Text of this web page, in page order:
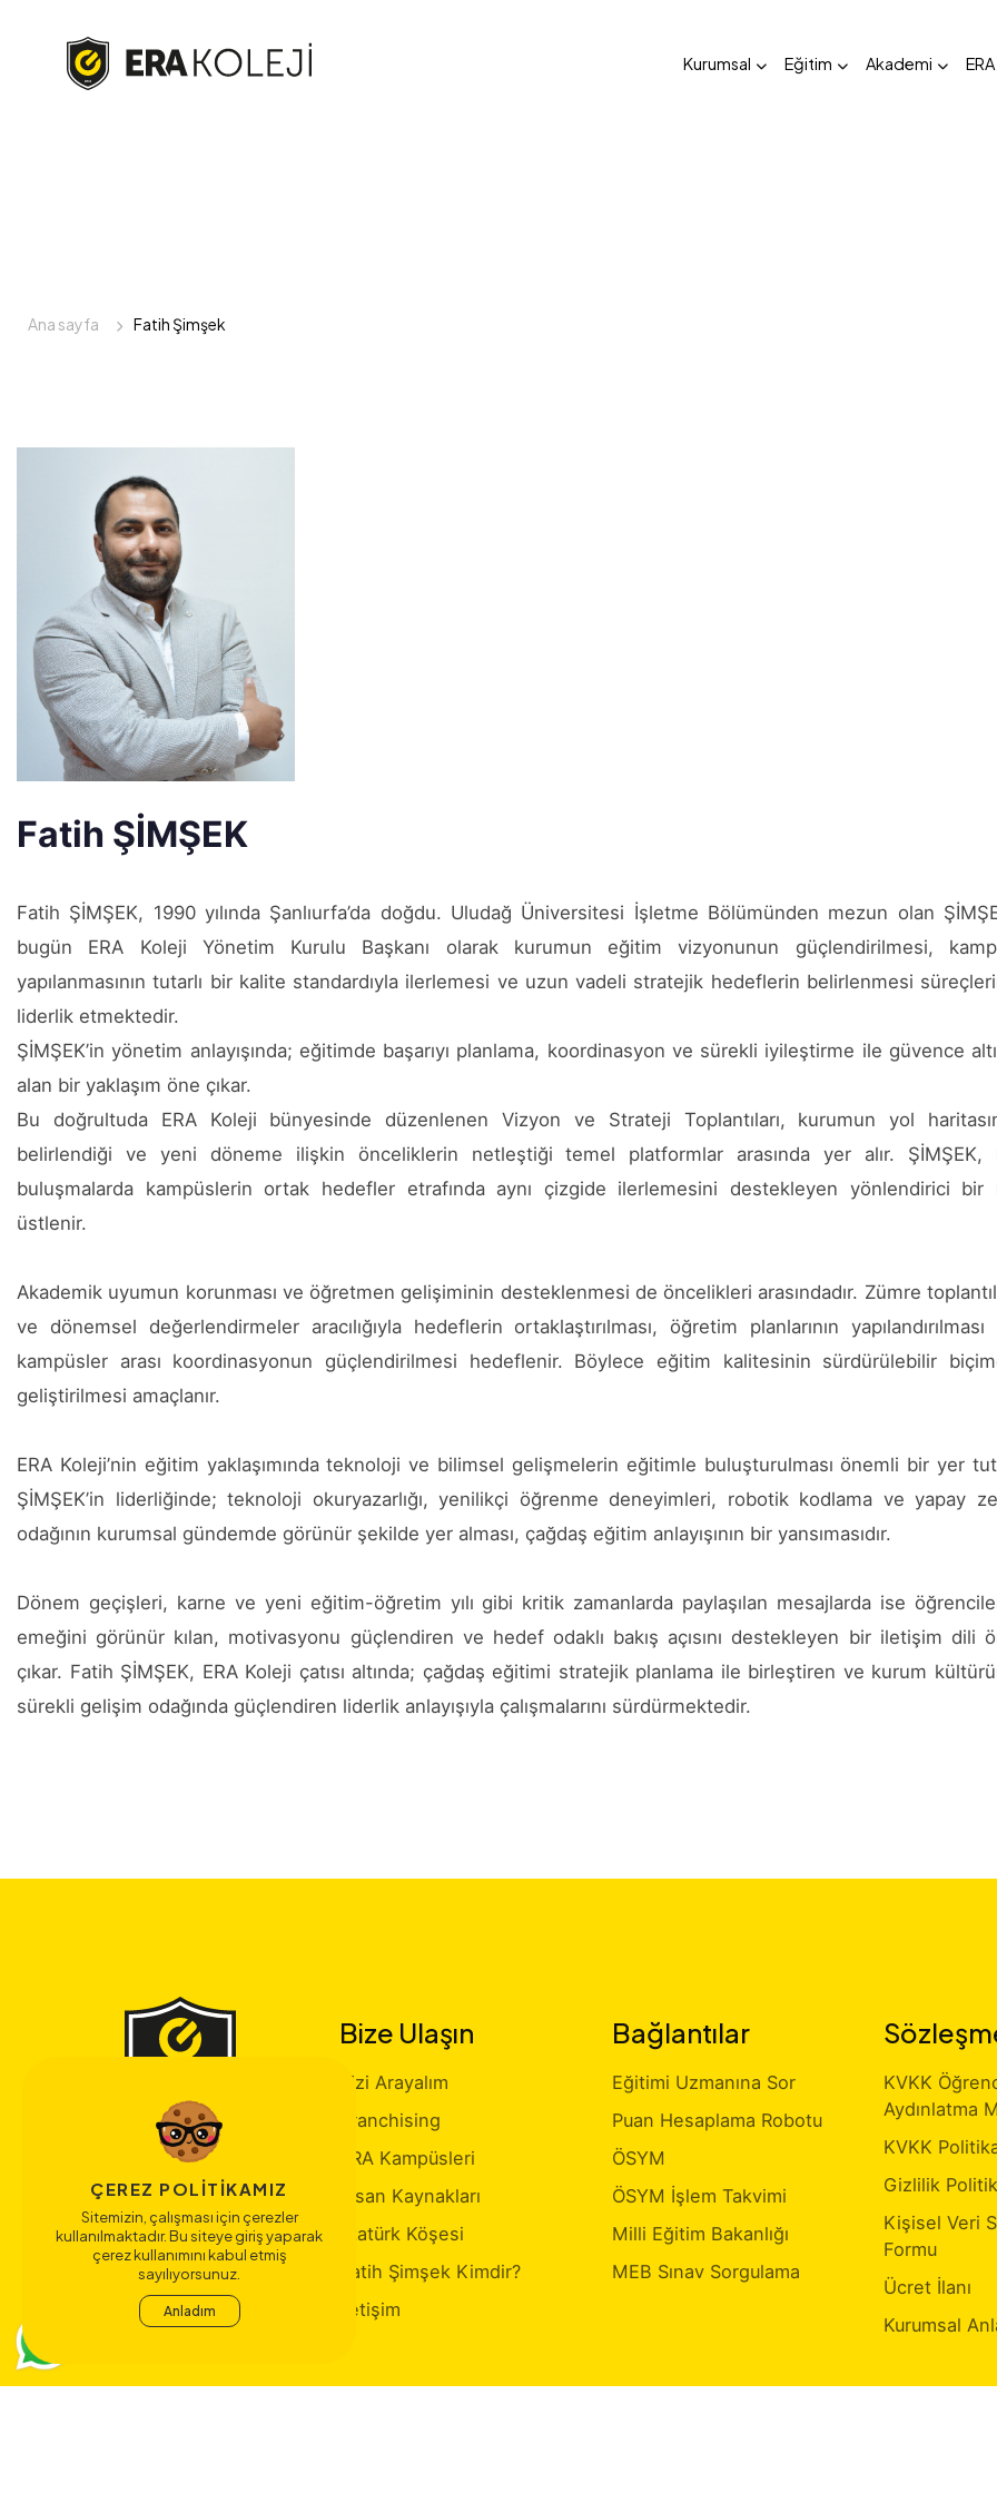
Kurumsal Eğitim Akademi
Ana sayfa Fatih Şimşek
Fatih Şimşek - ERA Koleji Yönetim Kurulu
Fatih ŞİMŞEK
Fatih ŞİMŞEK, 1990 yılında Şanlıurfa’da doğdu. Uludağ Üniversitesi İşletme Bölümünden mezun olan
bugün ERA Koleji Yönetim Kurulu Başkanı olarak kurumun eğitim vizyonunun güçlendirilmesi,
yapılanmasının tutarlı bir kalite standardıyla ilerlemesi ve uzun vadeli stratejik hedeflerin belirlenmesi
liderlik etmektedir.
ŞİMŞEK’in yönetim anlayışında; eğitimde başarıyı planlama, koordinasyon ve sürekli iyileştirme ile güvence
alan bir yaklaşım öne çıkar.
Bu doğrultuda ERA Koleji bünyesinde düzenlenen Vizyon ve Strateji Toplantıları, kurumun yol
belirlendiği ve yeni döneme ilişkin önceliklerin netleştiği temel platformlar arasında yer alır. ŞİMŞEK,
buluşmalarda kampüslerin ortak hedefler etrafında aynı çizgide ilerlemesini destekleyen yönlendirici bir
üstlenir.
Akademik uyumun korunması ve öğretmen gelişiminin desteklenmesi de öncelikleri arasındadır. Zümre
ve dönemsel değerlendirmeler aracılığıyla hedeflerin ortaklaştırılması, öğretim planlarının yapılandırılması
kampüsler arası koordinasyonun güçlendirilmesi hedeflenir. Böylece eğitim kalitesinin sürdürülebilir
geliştirilmesi amaçlanır.
ERA Koleji’nin eğitim yaklaşımında teknoloji ve bilimsel gelişmelerin eğitimle buluşturulması önemli bir yer
ŞİMŞEK’in liderliğinde; teknoloji okuryazarlığı, yenilikçi öğrenme deneyimleri, robotik kodlama ve yapay
odağının kurumsal gündemde görünür şekilde yer alması, çağdaş eğitim anlayışının bir yansımasıdır.
Dönem geçişleri, karne ve yeni eğitim-öğretim yılı gibi kritik zamanlarda paylaşılan mesajlarda ise
emeğini görünür kılan, motivasyonu güçlendiren ve hedef odaklı bakış açısını destekleyen bir iletişim dili
çıkar. Fatih ŞİMŞEK, ERA Koleji çatısı altında; çağdaş eğitimi stratejik planlama ile birleştiren ve kurum
sürekli gelişim odağında güçlendiren liderlik anlayışıyla çalışmalarını sürdürmektedir.
Bize Ulaşın
Sizi Arayalım
Franchising
ERA Kampüsleri
İnsan Kaynakları
Atatürk Köşesi
Fatih Şimşek Kimdir?
İletişim
Bağlantılar
Eğitimi Uzmanına Sor
Puan Hesaplama Robotu
ÖSYM
ÖSYM İşlem Takvimi
Milli Eğitim Bakanlığı
MEB Sınav Sorgulama
KVKK
Aydınlatma
KVKK
Gizlilik
Kişisel Veri
Formu
Ücret İlanı
Kurumsal
ÇEREZ POLITIKAMIZ
Sitemizin, çalışması için çerezler
kullanılmaktadır. Bu siteye giriş yaparak
çerez kullanımını kabul etmiş
sayılıyorsunuz.
Anladım